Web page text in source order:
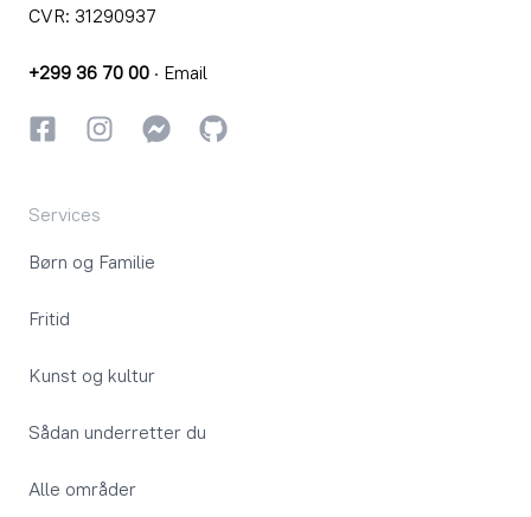
CVR: 31290937
+299 36 70 00 · Email
FacebookInstagramInstagram
GitHub
Services
Børn og Familie
Fritid
Kunst og kultur
Sådan underretter du
Alle områder